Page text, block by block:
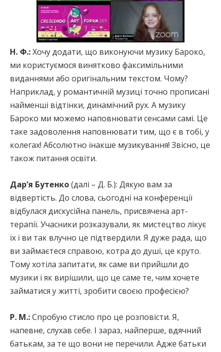
Н. Ф.:Хочу додати, що виконуючи музику Бароко,
ми користуємося винятково факсимільними
виданнями або оригінальним текстом. Чому?
Наприклад, у романтичній музиці точно прописані
найменші відтінки, динамічний рух. А музику
Бароко ми можемо наповнювати сенсами самі. Це
таке задоволення наповнювати тим, що є в тобі, у
колегах! Абсолютно інакше музикування! Звісно, це
також питання освіти.
Дар’я Бутенко(далі – Д. Б.): Дякую вам за
відвертість. До слова, сьогодні на конференції
відбулася дискусійна панель, присвячена арт-
терапії. Учасники розказували, як мистецтво лікує
їх і ви так влучно це підтвердили. Я дуже рада, що
ви займаєтеся справою, котра до душі, це круто.
Тому хотіла запитати, як саме ви прийшли до
музики і як вирішили, що це саме те, чим хочете
займатися у житті, зробити своєю професією?
Р. М.:Спробую стисло про це розповісти. Я,
напевне, слухав себе. І зараз, найперше, вдячний
батькам, за те що вони не перечили. Адже батьки